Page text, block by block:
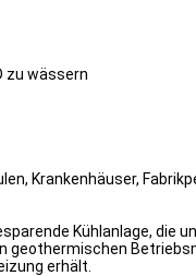
zu wässern
Krankenhäuser,
Kühlanlage,
geothermischen
erhält.